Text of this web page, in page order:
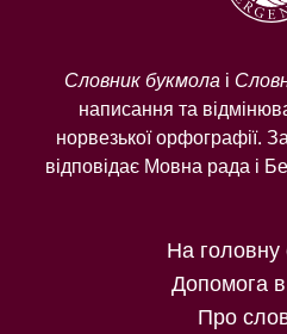
Словник букмолаі
написання та
норвезької орфографії.
відповідає Мовна рада і
На головну
Допомога
Про